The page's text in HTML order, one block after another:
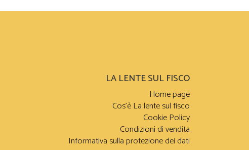
LA LENTE SUL FISCO
Home page
Cos’è La lente sul fisco
Cookie Policy
Condizioni di vendita
Informativa sulla protezione dei dati